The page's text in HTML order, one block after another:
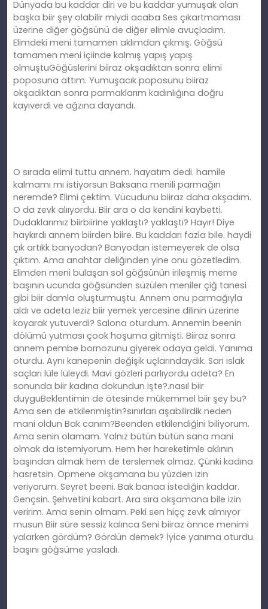
Dünyada bu kaddar diri ve bu kaddar yumuşak olan
başka biir şey olabilir miydi acaba Ses çıkartmaması
üzerine diğer göğsünü de diğer elimle avuçladım.
Elimdeki meni tamamen aklımdan çıkmış. Göğsü
tamamen meni içiinde kalmış yapış yapış
olmuştuGöğüslerini biiraz okşadıktan sonra elimi
poposuna attım. Yumuşacık poposunu biiraz
okşadıktan sonra parmaklarım kadınlığına doğru
kayıverdi ve ağzına dayandı.
O sırada elimi tuttu annem. hayatım dedi. hamile
kalmamı mı istiyorsun Baksana menili parmağın
neremde? Elimi çektim. Vücudunu biiraz daha okşadım.
O da zevk alııyordu. Biir ara o da kendini kaybetti.
Dudaklarımız biirbiirine yaklaştı? yaklaştı? Hayır! Diye
haykırdı annem biirden biire. Bu kaddarı fazla bile. haydi
çık artıkk banyodan? Banyodan istemeyerek de olsa
çıktım. Ama anahtar deliğinden yine onu gözetledim.
Elimden meni bulaşan sol göğsünün irileşmiş meme
başının ucunda göğsünden süzülen meniler çiğ tanesi
gibi biir damla oluşturmuştu. Annem onu parmağıyla
aldı ve adeta leziz biir yemek yercesine dilinin üzerine
koyarak yutuverdi? Salona oturdum. Annemin beenin
dölümü yutması çook hoşuma gitmişti. Biiraz sonra
annem pembe bornozunu giyerek odaya geldi. Yanıma
oturdu. Aynı kanepenin değişik uçlarındaydık. Sarı ıslak
saçları lüle lüleydi. Mavi gözleri parlıyordu adeta? En
sonunda biir kadına dokundun işte?.nasıl biir
duyguBeklentimin de ötesinde mükemmel biir şey bu?
Ama sen de etkilenmiştin?sınırları aşabilirdik neden
mani oldun Bak canım?Beenden etkilendiğini biliyorum.
Ama senin olamam. Yalnız bütün bütün sana mani
olmak da istemiyorum. Hem her hareketimle aklının
başından almak hem de terslemek olmaz. Çünki kadına
hasretsin. Öpmene okşamana bu yüzden izin
veriyorum. Seyret beeni. Bak banaa istediğin kaddar.
Gençsin. Şehvetini kabart. Ara sıra okşamana bile izin
veririm. Ama senin olmam. Peki sen hiçç zevk almıyor
musun Biir süre sessiz kalınca Seni biiraz önnce menimi
yalarken gördüm? Gördün demek? İyice yanıma oturdu.
başını göğsüme yasladı.